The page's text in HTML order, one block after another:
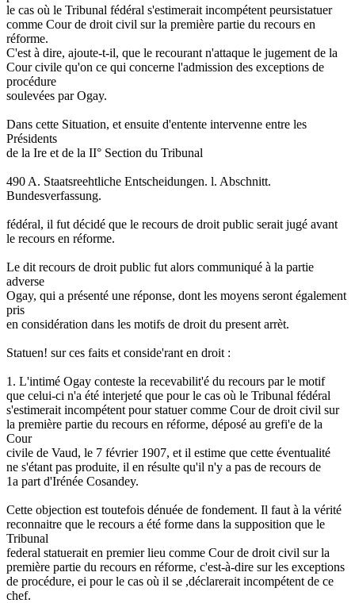
le cas où le Tribunal fédéral s'estimerait incompétent peursistatuer
comme Cour de droit civil sur la première partie du recours en
réforme.
C'est à dire, ajoute-t-il, que le recourant n'attaque le jugement de la
Cour civile qu'on ce qui concerne l'admission des exceptions de
procédure
soulevées par Ogay.
Dans cette Situation, et ensuite d'entente intervenne entre les
Présidents
de la Ire et de la II° Section du Tribunal
490 A. Staatsreehtliche Entscheidungen. l. Abschnitt.
Bundesverfassung.
fédéral, il fut décidé que le recours de droit public serait jugé avant
le recours en réforme.
Le dit recours de droit public fut alors communiqué à la partie
adverse
Ogay, qui a présenté une réponse, dont les moyens seront également
pris
en considération dans les motifs de droit du present arrèt.
Statuen! sur ces faits et conside'rant en droit :
1. L'intimé Ogay conteste la recevabilit'é du recours par le motif
que celui-ci n'a été interjeté que pour le cas où le Tribunal fédéral
s'estimerait incompétent pour statuer comme Cour de droit civil sur
la première partie du recours en réforme, déposé au grefi'e de la
Cour
civile de Vaud, le 7 février 1907, et il estime que cette éventualité
ne s'étant pas produite, il en résulte qu'il n'y a pas de recours de
1a part d'Irénée Cosandey.
Cette objection est toutefois dénuée de fondement. Il faut à la vérité
reconnaitre que le recours a été forme dans la supposition que le
Tribunal
federal statuerait en premier lieu comme Cour de droit civil sur la
première partie du recours en réforme, c'est-à-dire sur les exceptions
de procédure, ei pour le cas où il se ,déclarerait incompétent de ce
chef.